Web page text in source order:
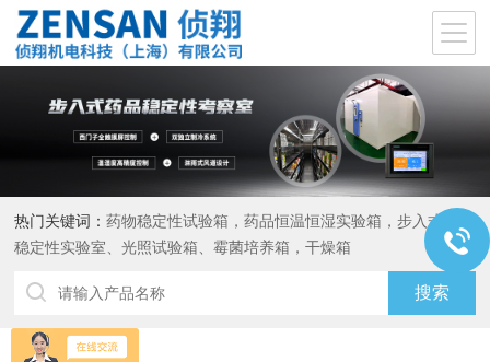
热门关键词：药物稳定性试验箱，药品恒温恒湿实验箱，步入式药品
稳定性实验室、光照试验箱、霉菌培养箱，干燥箱